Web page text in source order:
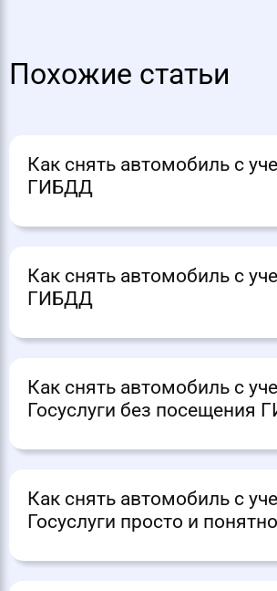
Похожие статьи
Как снять автомобиль с
ГИБДД
Как снять автомобиль с
ГИБДД
Как снять автомобиль с
Госуслуги без посещения
Как снять автомобиль с
Госуслуги просто и понятно